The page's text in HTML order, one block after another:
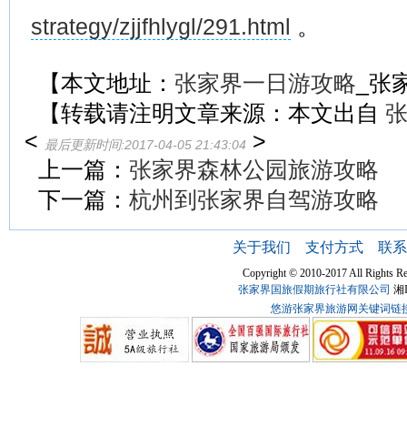
strategy/zjjfhlygl/291.html 。
【本文地址： 张家界一日游攻略 _
【转载请注明文章来源：本文出自
< 最后更新时间:2017-04-05 21:43:04 >
上一篇： 张家界森林公园旅游攻略
下一篇： 杭州到张家界自驾游攻略
关于我们 支付方式 联
Copyright © 2010-2017 All Rights
张家界国旅假期旅行社有限公司 湘
悠游张家界旅游网关键词链